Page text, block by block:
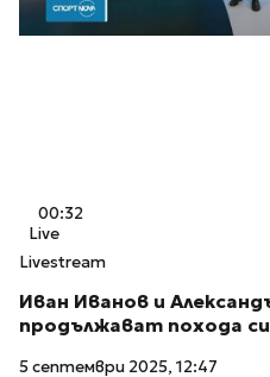
00:32
Live
Livestream
Иван Иванов и
продължават похода си
5 септември 2025, 12:47